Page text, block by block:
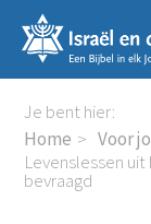
links
naar
de
inhoud
Je bent hier:
Home
Voor
Levenslessen
bevraagd